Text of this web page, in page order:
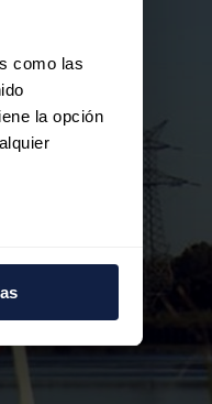
como las
la opción
sociales